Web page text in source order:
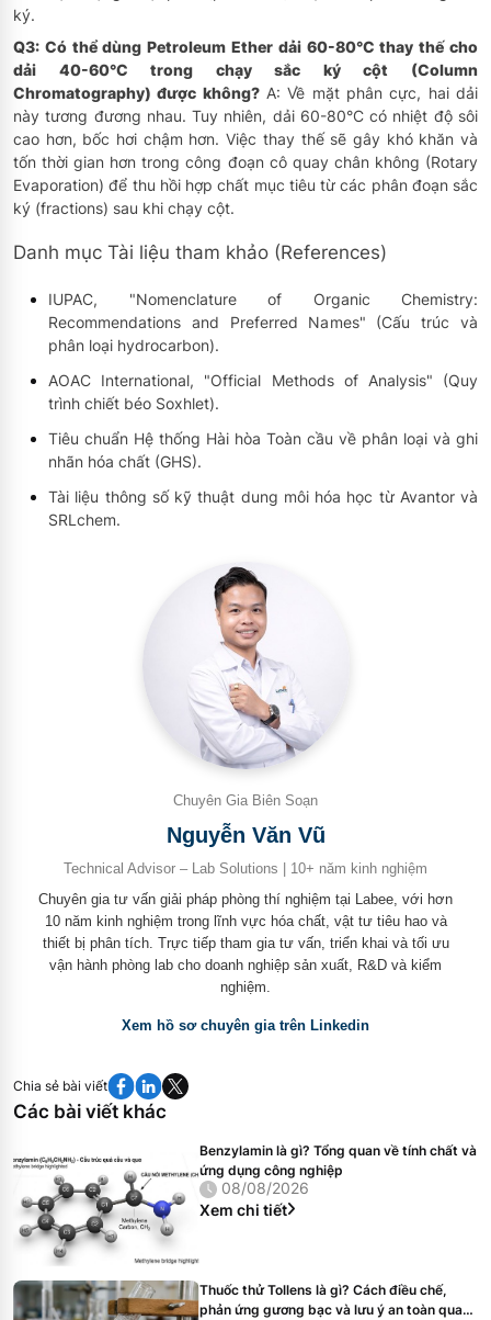
ký.
Q3: Có thể dùng Petroleum Ether dải 60-80°C thay thế cho
dải 40-60°C trong chạy sắc ký cột (Column
Chromatography) được không?A: Về mặt phân cực, hai dải
này tương đương nhau. Tuy nhiên, dải 60-80°C có nhiệt độ sôi
cao hơn, bốc hơi chậm hơn. Việc thay thế sẽ gây khó khăn và
tốn thời gian hơn trong công đoạn cô quay chân không (Rotary
Evaporation) để thu hồi hợp chất mục tiêu từ các phân đoạn sắc
ký (fractions) sau khi chạy cột.
Danh mục Tài liệu tham khảo (References)
IUPAC, "Nomenclature of Organic Chemistry:
Recommendations and Preferred Names" (Cấu trúc và
phân loại hydrocarbon).
AOAC International, "Official Methods of Analysis" (Quy
trình chiết béo Soxhlet).
Tiêu chuẩn Hệ thống Hài hòa Toàn cầu về phân loại và ghi
nhãn hóa chất (GHS).
Tài liệu thông số kỹ thuật dung môi hóa học từ Avantor và
SRLchem.
Chuyên Gia Biên Soạn
Nguyễn Văn Vũ
Technical Advisor – Lab Solutions | 10+ năm kinh nghiệm
Chuyên gia tư vấn giải pháp phòng thí nghiệm tại Labee, với hơn
10 năm kinh nghiệm trong lĩnh vực hóa chất, vật tư tiêu hao và
thiết bị phân tích. Trực tiếp tham gia tư vấn, triển khai và tối ưu
vận hành phòng lab cho doanh nghiệp sản xuất, R&D và kiểm
nghiệm.
Xem hồ sơ chuyên gia trên Linkedin
Chia sẻ bài viết
Các bài viết khác
Benzylamin là gì? Tổng quan về tính chất và
ứng dụng công nghiệp
08/08/2026
Xem chi tiết
Thuốc thử Tollens là gì? Cách điều chế,
phản ứng gương bạc và lưu ý an toàn quan